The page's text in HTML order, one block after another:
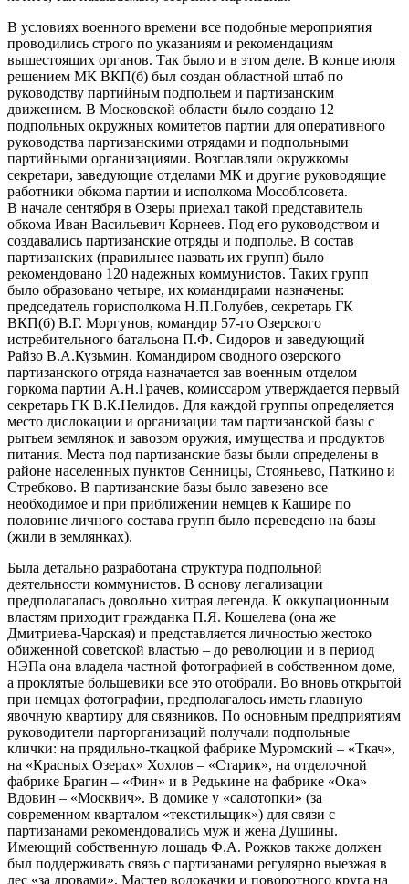
В условиях военного времени все подобные мероприятия
проводились строго по указаниям и рекомендациям
вышестоящих органов. Так было и в этом деле. В конце июля
решением МК ВКП(б) был создан областной штаб по
руководству партийным подпольем и партизанским
движением. В Московской области было создано 12
подпольных окружных комитетов партии для оперативного
руководства партизанскими отрядами и подпольными
партийными организациями. Возглавляли окружкомы
секретари, заведующие отделами МК и другие руководящие
работники обкома партии и исполкома Мособлсовета.
В начале сентября в Озеры приехал такой представитель
обкома Иван Васильевич Корнеев. Под его руководством и
создавались партизанские отряды и подполье. В состав
партизанских (правильнее назвать их групп) было
рекомендовано 120 надежных коммунистов. Таких групп
было образовано четыре, их командирами назначены:
председатель горисполкома Н.П.Голубев, секретарь ГК
ВКП(б) В.Г. Моргунов, командир 57-го Озерского
истребительного батальона П.Ф. Сидоров и заведующий
Райзо В.А.Кузьмин. Командиром сводного озерского
партизанского отряда назначается зав военным отделом
горкома партии А.Н.Грачев, комиссаром утверждается первый
секретарь ГК В.К.Нелидов. Для каждой группы определяется
место дислокации и организации там партизанской базы с
рытьем землянок и завозом оружия, имущества и продуктов
питания. Места под партизанские базы были определены в
районе населенных пунктов Сенницы, Стояньево, Паткино и
Стребково. В партизанские базы было завезено все
необходимое и при приближении немцев к Кашире по
половине личного состава групп было переведено на базы
(жили в землянках).
Была детально разработана структура подпольной
деятельности коммунистов. В основу легализации
предполагалась довольно хитрая легенда. К оккупационным
властям приходит гражданка П.Я. Кошелева (она же
Дмитриева-Чарская) и представляется личностью жестоко
обиженной советской властью – до революции и в период
НЭПа она владела частной фотографией в собственном доме,
а проклятые большевики все это отобрали. Во вновь открытой
при немцах фотографии, предполагалось иметь главную
явочную квартиру для связников. По основным предприятиям
руководители парторганизаций получали подпольные
клички: на прядильно-ткацкой фабрике Муромский – «Ткач»,
на «Красных Озерах» Хохлов – «Старик», на отделочной
фабрике Брагин – «Фин» и в Редькине на фабрике «Ока»
Вдовин – «Москвич». В домике у «салотопки» (за
современном кварталом «текстильщик») для связи с
партизанами рекомендовались муж и жена Душины.
Имеющий собственную лошадь Ф.А. Рожков также должен
был поддерживать связь с партизанами регулярно выезжая в
лес «за дровами». Мастер водокачки и поворотного круга на